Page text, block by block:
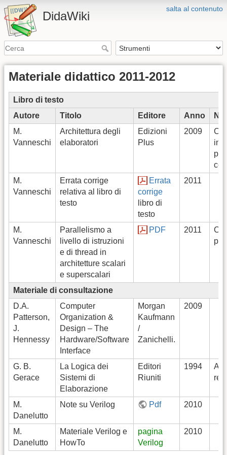
salta al contenuto
DidaWiki
Materiale didattico 2011-2012
Libro di testo
Autore
Titolo Editore Anno
M.
Vanneschi
Architettura degli
elaboratori
Edizioni
Plus
2009
M.
Vanneschi
Errata corrige
relativa al libro di
testo
Errata
corrige
libro di
testo
2011
M.
Vanneschi
Parallelismo a
livello di istruzioni
e di thread in
architetture scalari
e superscalari
PDF 2011
Materiale di consultazione
D.A.
Patterson,
J.
Hennessy
Computer
Organization &
Design – The
Hardware/Software
Interface
Morgan
Kaufmann
/
Zanichelli.
2009
G. B.
Gerace
La Logica dei
Sistemi di
Elaborazione
Editori
Riuniti
1994
M.
Danelutto
Note su Verilog Pdf 2010
M.
Danelutto
Materiale Verilog e
HowTo
pagina
Verilog
2010